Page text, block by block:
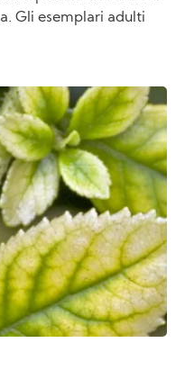
Gli esemplari adulti